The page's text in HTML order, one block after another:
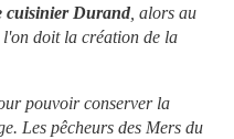
cuisinier Durand , alors au
l'on doit la création de la
pouvoir conserver la
Les pêcheurs des Mers du